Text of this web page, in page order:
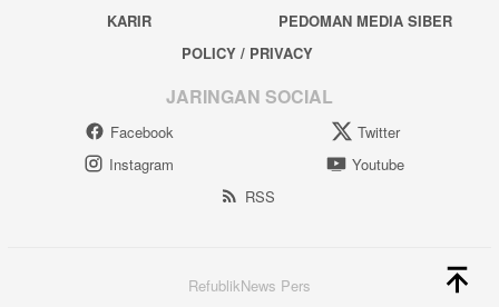
KARIR
PEDOMAN MEDIA SIBER
POLICY / PRIVACY
JARINGAN SOCIAL
Facebook
Twitter
Instagram
Youtube
RSS
RefublikNews Pers